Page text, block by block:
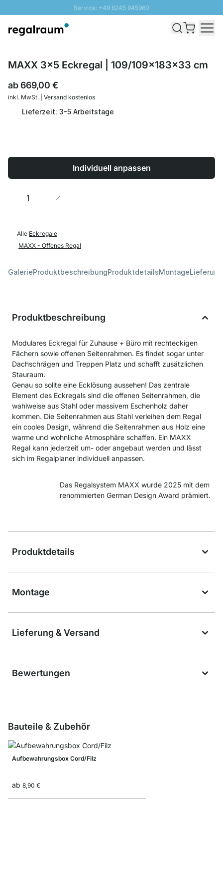
Service: +49 6245 945960
Schnelle Lieferung - Gratis Versand ab 100€
MAXX 3x5 Eckregal | 109/109x183x33 cm
ab669,00 €
inkl. MwSt. | Versand kostenlos
Lieferzeit: 3-5 Arbeitstage
Individuell anpassen
Menge
Alle Eckregale
MAXX - Offenes Regal
GalerieProduktbeschreibungProduktdetailsMontage
Produktbeschreibung
Modulares Eckregal für Zuhause + Büro mit rechteckigen
Fächern sowie offenen Seitenrahmen. Es findet sogar unter
Dachschrägen und Treppen Platz und schafft zusätzlichen
Stauraum.
Genau so sollte eine Ecklösung aussehen! Das zentrale
Element des Eckregals sind die offenen Seitenrahmen, die
wahlweise aus Stahl oder massivem Eschenholz daher
kommen. Die Seitenrahmen aus Stahl verleihen dem Regal
ein cooles Design, während die Seitenrahmen aus Holz eine
warme und wohnliche Atmosphäre schaffen. Ein MAXX
Regal kann jederzeit um- oder angebaut werden und lässt
sich im Regalplaner individuell anpassen.
Das Regalsystem MAXX wurde 2025 mit dem
renommierten German Design Award prämiert.
Produktdetails
Montage
Lieferung & Versand
Bewertungen
Bauteile & Zubehör
Aufbewahrungsbox Cord/Filz
ab 8,90 €